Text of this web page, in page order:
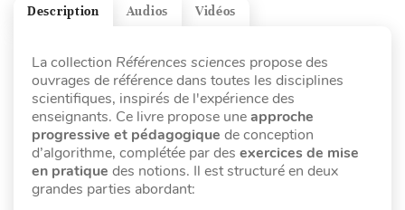
Vidéos
Audios
Description
La collection Références sciences propose des
ouvrages de référence dans toutes les disciplines
scientifiques, inspirés de l'expérience des
enseignants. Ce livre propose uneapproche
progressive et pédagogique de conception
d’algorithme, complétée par des exercices de mise
en pratique des notions. Il est structuré en deux
grandes parties abordant: